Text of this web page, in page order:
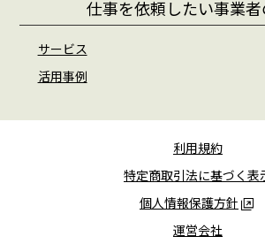
仕事を依頼したい事業
サービス
活用事例
利用規約
特定商取引法に基づく表
個人情報保護方針
運営会社